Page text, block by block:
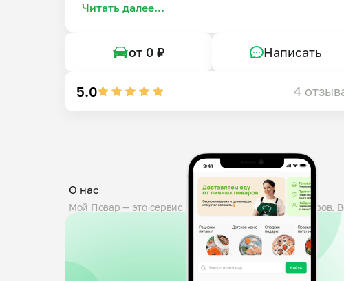
Читать далее...
от 0 ₽ Написать
5.0 4
О нас
Мой Повар — это сервис заказа блюд от личных поваров.
проходят тщательную проверку: мы дегустируем блюда,
знакомим поваров с требованиями пищевой
0,5 кг. Вы можете оставить комментарий к заказу, указав
доставка от любого повара.